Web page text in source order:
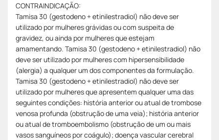
CONTRAINDICAÇÃO:
Tamisa 30 (gestodeno + etinilestradiol) não deve ser
utilizado por mulheres grávidas ou com suspeita de
gravidez, ou ainda por mulheres que estejam
amamentando. Tamisa 30 (gestodeno + etinilestradiol) não
deve ser utilizado por mulheres com hipersensibilidade
(alergia) a qualquer um dos componentes da formulação.
Tamisa 30 (gestodeno + etinilestradiol) não deve ser
utilizado por mulheres que apresentem qualquer uma das
seguintes condições: história anterior ou atual de trombose
venosa profunda (obstrução de uma veia); história anterior
ou atual de tromboembolismo (obstrução de um ou mais
vasos sanguíneos por coágulo); doença vascular cerebral